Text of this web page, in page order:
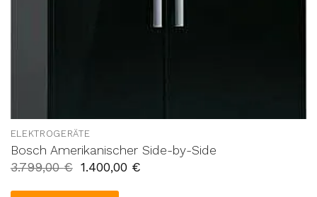
ELEKTROGERÄTE
Bosch Amerikanischer Side-by-Side
3.799,00€ 1.400,00 €